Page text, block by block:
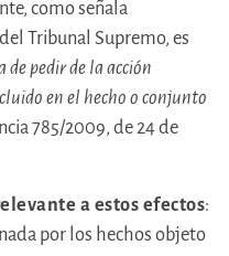
como señala
Tribunal Supremo, es
de pedir de la acción
en el hecho o conjunto
785/2009, de 24 de
a estos efectos:
por los hechos objeto